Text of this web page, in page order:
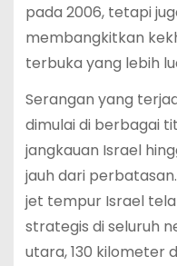
pada 2006, tetapi
membangkitkan
terbuka yang lebih
Serangan yang
dimulai di berbagai
jangkauan Israel
jauh dari
jet tempur Israel
strategis di seluruh
utara, 130 kilometer